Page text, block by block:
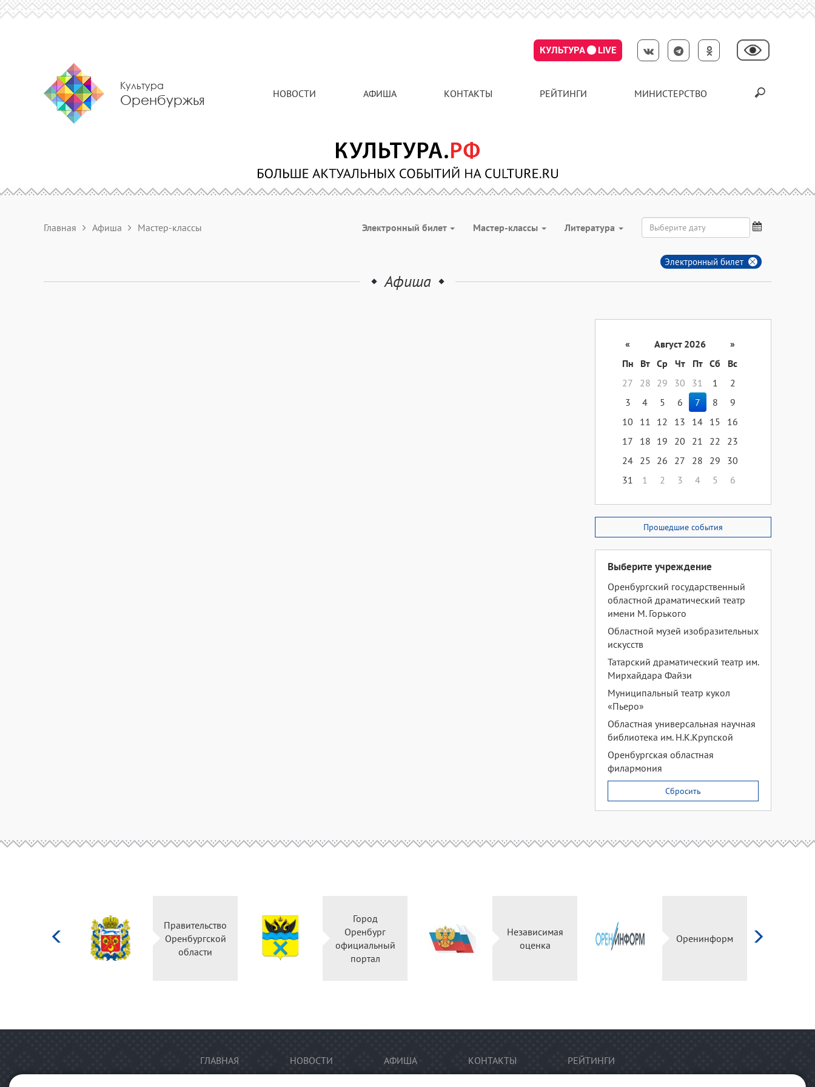
КУЛЬТУРА LIVE
Культура
Оренбуржья НОВОСТИ АФИША КОНТАКТЫ РЕЙТИНГИ МИНИСТЕРСТВО
Главная Афиша Мастер-классы Электронный билет Мастер-классы Литература
Электронный билет
Афиша
« Август 2026
»
Пн
Вт Ср Чт Пт Сб
Вс
27
28 29 30 31 1
2
3
4 5 6 7 8
9
10
11 12 13 14 15
16
17
18 19 20 21 22
23
24 25 26 27 28 29
30
31
1 2 3 4 5 6
Прошедшие события
Выберите учреждение
Оренбургский государственный
областной драматический театр
имени М. Горького
Областной музей изобразительных
искусств
Татарский драматический театр им.
Мирхайдара Файзи
Муниципальный театр кукол
«Пьеро»
Областная универсальная научная
библиотека им. Н.К.Крупской
Оренбургская областная
филармония
Сбросить
Правительство
Оренбургской
области
Город
Оренбург
официальный
портал
Независимая
оценка
Оренинформ
ГЛАВНАЯ НОВОСТИ АФИША КОНТАКТЫ РЕЙТИНГИ